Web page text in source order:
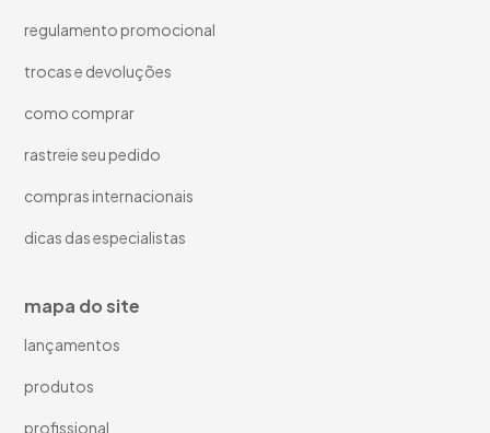
regulamento promocional
trocas e devoluções
como comprar
rastreie seu pedido
compras internacionais
dicas das especialistas
mapa do site
lançamentos
produtos
profissional